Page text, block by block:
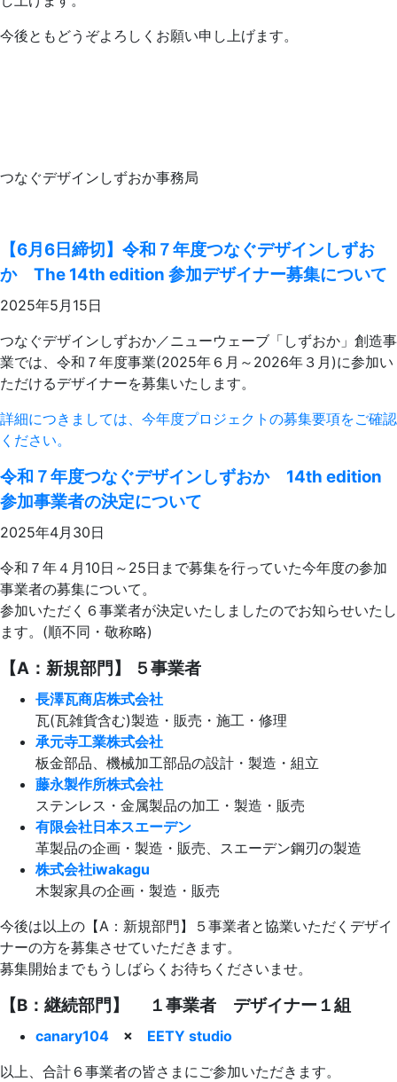
今後ともどうぞよろしくお願い申し上げます。
つなぐデザインしずおか事務局
【6月6日締切】令和７年度つなぐデザインしずお
か The 14th edition 参加デザイナー募集について
2025年5月15日
つなぐデザインしずおか／ニューウェーブ「しずおか」創造事
業では、令和７年度事業(2025年６月～2026年３月)に参加い
ただけるデザイナーを募集いたします。
詳細につきましては、今年度プロジェクトの募集要項をご確認
ください。
令和７年度つなぐデザインしずおか 14th edition
参加事業者の決定について
2025年4月30日
令和７年４月10日～25日まで募集を行っていた今年度の参加
事業者の募集について。
参加いただく６事業者が決定いたしましたのでお知らせいたし
ます。(順不同・敬称略)
【A：新規部門】 ５事業者
長澤瓦商店株式会社
瓦(瓦雑貨含む)製造・販売・施工・修理
承元寺工業株式会社
板金部品、機械加工部品の設計・製造・組立
藤永製作所株式会社
ステンレス・金属製品の加工・製造・販売
有限会社日本スエーデン
革製品の企画・製造・販売、スエーデン鋼刃の製造
株式会社iwakagu
木製家具の企画・製造・販売
今後は以上の【A：新規部門】５事業者と協業いただくデザイ
ナーの方を募集させていただきます。
募集開始までもうしばらくお待ちくださいませ。
【B：継続部門】 １事業者 デザイナー１組
canary104 × EETY studio
以上、合計６事業者の皆さまにご参加いただきます。